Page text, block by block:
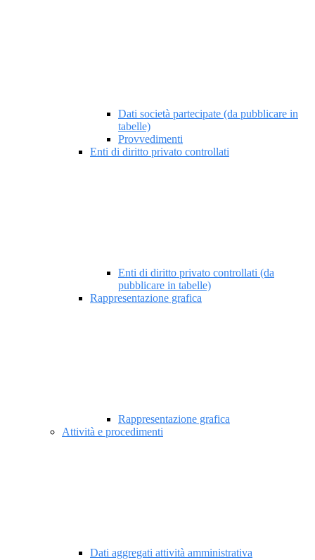
Dati società partecipate (da pubblicare in
tabelle)
Provvedimenti
Enti di diritto privato controllati
Enti di diritto privato controllati (da
pubblicare in tabelle)
Rappresentazione grafica
Rappresentazione grafica
Attività e procedimenti
Dati aggregati attività amministrativa